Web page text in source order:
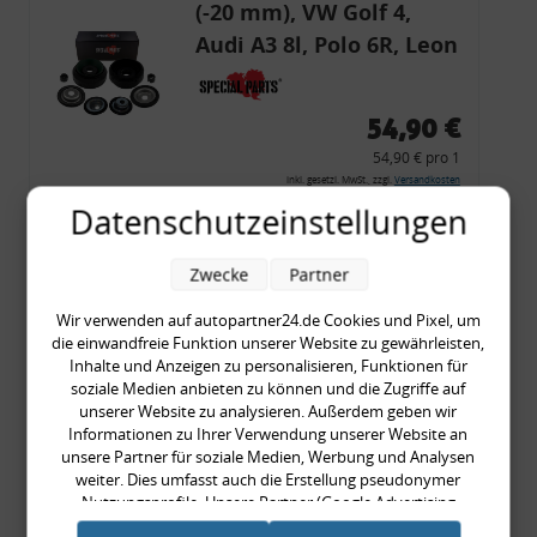
(-20 mm), VW Golf 4,
Audi A3 8l, Polo 6R, Leon
54,90 €
54,90 € pro 1
inkl. gesetzl. MwSt., zzgl. Versandkosten
Merkzettel
Zum Artikel
Rückleuchtenband mit
Blinker, rot, US-Ecken,
Audi 80 Cabrio, Typ 89,
OE-Nr.: 8G0945225 +
8G0945225C
999,99 €
Datenschutzeinstellungen
Wir verwenden auf autopartner24.de Cookies und Pixel, um
die einwandfreie Funktion unserer Website zu gewährleisten,
Inhalte und Anzeigen zu personalisieren, Funktionen für
soziale Medien anbieten zu können und die Zugriffe auf
unserer Website zu analysieren. Außerdem geben wir
Informationen zu Ihrer Verwendung unserer Website an
unsere Partner für soziale Medien, Werbung und Analysen
weiter. Dies umfasst auch die Erstellung pseudonymer
Nutzungsprofile. Unsere Partner (Google Advertising
Products) führen diese Informationen möglicherweise mit
Zwecke Partner